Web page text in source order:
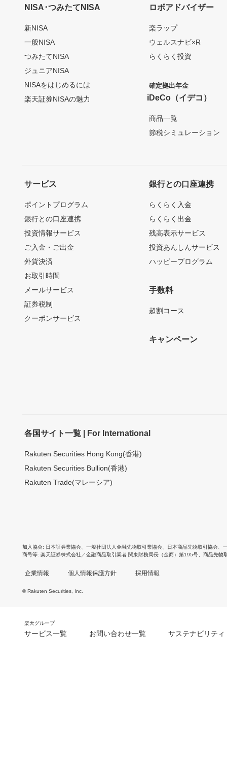
NISA･つみたてNISA
新NISA
一般NISA
つみたてNISA
ジュニアNISA
NISAをはじめるには
楽天証券NISAの魅力
ロボアドバイザー
楽ラップ
ウェルスナビ×R
らくらく投資
確定拠出年金
iDeCo（イデコ）
商品一覧
節税シミュレーション
サービス
ポイントプログラム
銀行との口座連携
投資情報サービス
ご入金・ご出金
外貨決済
お取引時間
メールサービス
証券税制
クーポンサービス
銀行との口座連携
らくらく入金
らくらく出金
残高表示サービス
投資あんしんサービス
ハッピープログラム
手数料
超割コース
キャンペーン
各国サイト一覧 | For International
Rakuten Securities Hong Kong(香港)
Rakuten Securities Bullion(香港)
Rakuten Trade(マレーシア)
加入協会 日本証券業協会 一般社団法人金融先物取引業協会 日本商品先物取引協会
商号等 楽天証券株式会社／金融商品取引業者 関東財務局長（金商）第195号、商品先物
企業情報 個人情報保護方針 採用情報
© Rakuten Securities, Inc.
楽天グループ
サービス一覧 お問い合わせ一覧 サステナビリティ